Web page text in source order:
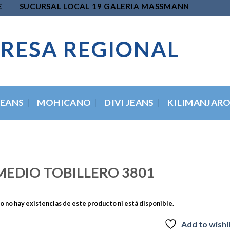
SUCURSAL LOCAL 19 GALERIA MASSMANN
REGIONAL
MOHICANO DIVI JEANS
TOBILLERO 3801
no hay existencias de este producto ni está disponible.
Add to